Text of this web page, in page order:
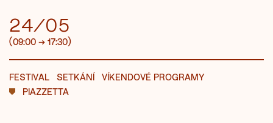
24/05
(09:00 → 17:30)
FESTIVAL SETKÁNÍ
VÍKENDOVÉ PROGRAMY
PIAZZETTA